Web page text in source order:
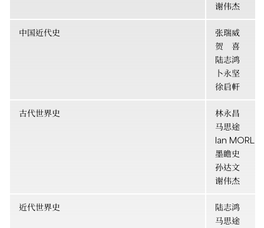
谢伟杰
中国近代史
张瑞威
贺 喜
陆志鸿
卜永坚
徐启軒
古代世界史
林永昌
马思途
Ian
墨瞻史
孙达文
谢伟杰
近代世界史
陆志鸿
马思途